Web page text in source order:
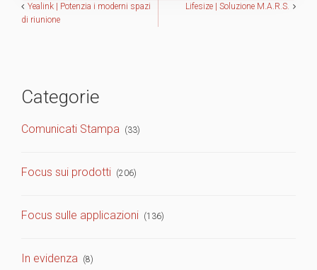
Navigazione
Yealink | Potenzia i moderni spazi
di riunione
Lifesize | Soluzione M.A.R.S.
Categorie
Comunicati Stampa (33)
Focus sui prodotti (206)
Focus sulle applicazioni (136)
In evidenza (8)